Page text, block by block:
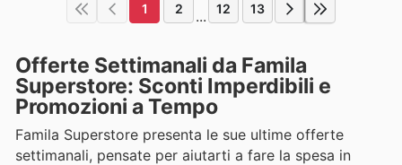
1 2 ... 12 13
Offerte Settimanali da Famila
Superstore: Sconti Imperdibili e
Promozioni a Tempo
Famila Superstore presenta le sue ultime offerte
settimanali, pensate per aiutarti a fare la spesa in